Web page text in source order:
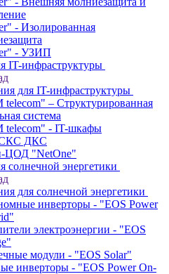
- Изолированная
- УЗИП
IT-инфраструктуры
для IT-инфраструктуры
telecom" – Структурированная
система
telecom" - IT-шкафы
ДКС
ЦОД "NetOne"
солнечной энергетики
для солнечной энергетики
инверторы - "EOS Power
электроэнергии - "EOS
модули - "EOS Solar"
инверторы - "EOS Power On-